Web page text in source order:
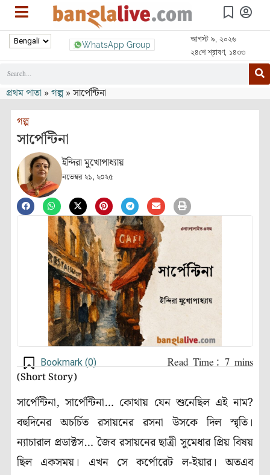
WhatsApp Group
আগস্ট ৯, ২০২৬
২৪শে শ্রাবণ, ১৪৩৩
প্রথম পাতা »গল্প»সার্পেন্টিনা
গল্প
সার্পেন্টিনা
ইন্দিরা মুখোপাধ্যায়
নভেম্বর ২১, ২০২৫
Bookmark (0)
(Short Story)
সার্পেন্টিনা, সার্পেন্টিনা… কোথায় যেন শুনেছিল এই নাম?
বহুদিনের অচর্চিত রসায়নের রসনা উসকে দিল স্মৃতি।
ন্যাচারাল প্রডাক্টস… জৈব রসায়নের ছাত্রী সুমেধার প্রিয় বিষয়
ছিল একসময়। এখন সে কর্পোরেট ল-ইয়ার। অতএব